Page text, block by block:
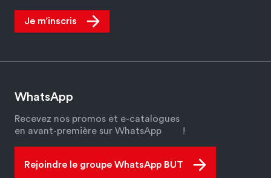
Je m’inscris
WhatsApp
Recevez nos promos et e-catalogues
en avant-première sur WhatsApp
!
Rejoindre le groupe WhatsApp BUT